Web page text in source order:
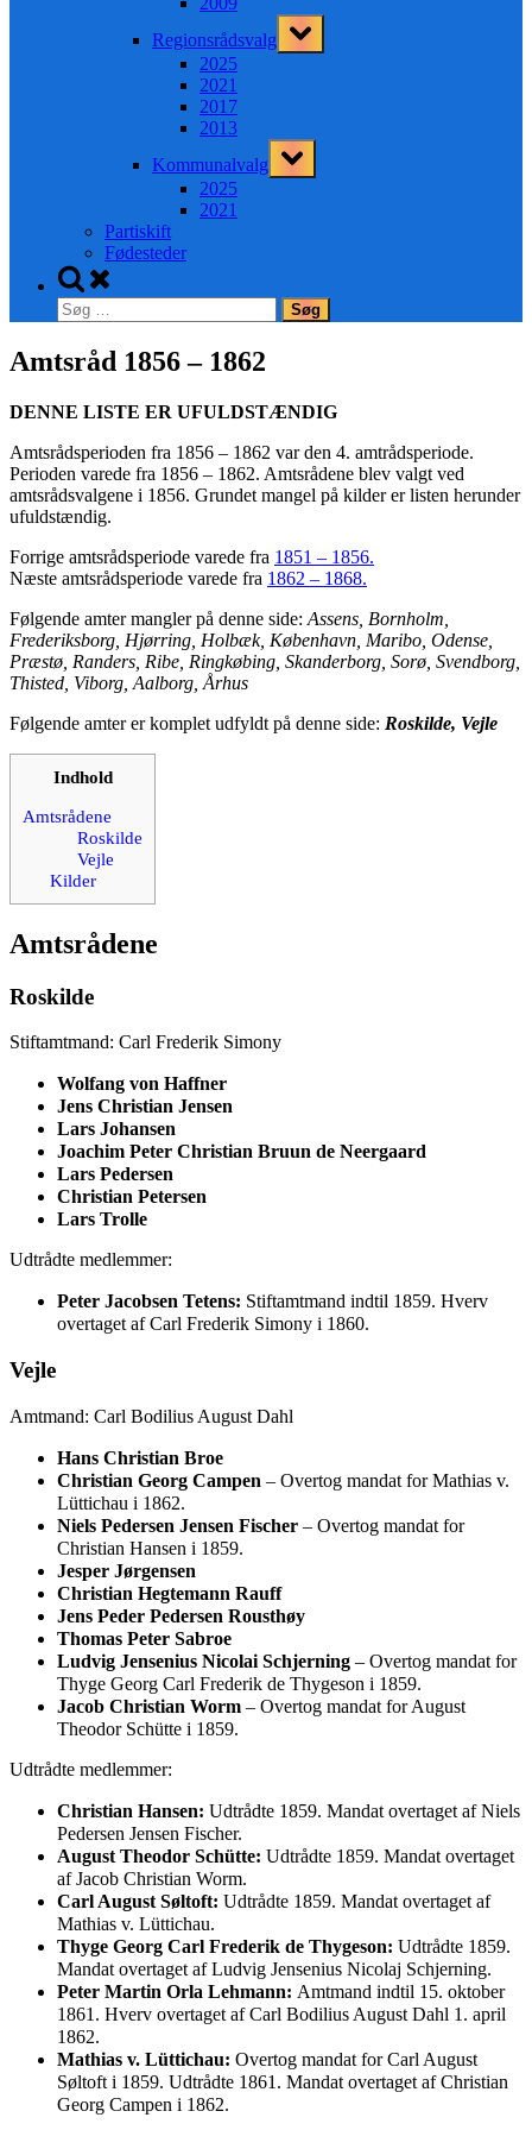
Regionsrådsvalg
Toggle
sub-
2025
2021
2017
2013
Kommunalvalg
Toggle
sub-
2025
2021
Partiskift
Fødesteder
Toggle
search
form
Søg
efter:
Amtsråd 1856 – 1862
DENNE LISTE ER UFULDSTÆNDIG
Amtsrådsperioden fra 1856 – 1862 var den 4. amtrådsperiode.
Perioden varede fra 1856 – 1862. Amtsrådene blev valgt ved
amtsrådsvalgene i 1856. Grundet mangel på kilder er listen herunder
ufuldstændig.
Forrige amtsrådsperiode varede fra 1851 – 1856.
Næste amtsrådsperiode varede fra 1862 – 1868.
Følgende amter mangler på denne side: Assens, Bornholm,
Frederiksborg, Hjørring, Holbæk, København, Maribo, Odense,
Præstø, Randers, Ribe, Ringkøbing, Skanderborg, Sorø, Svendborg,
Thisted, Viborg, Aalborg, Århus
Følgende amter er komplet udfyldt på denne side: Roskilde, Vejle
Indhold
Amtsrådene
Roskilde
Vejle
Kilder
Amtsrådene
Roskilde
Stiftamtmand: Carl Frederik Simony
Wolfang von Haffner
Jens Christian Jensen
Lars Johansen
Joachim Peter Christian Bruun de Neergaard
Lars Pedersen
Christian Petersen
Lars Trolle
Udtrådte medlemmer:
Peter Jacobsen Tetens: Stiftamtmand indtil 1859. Hverv
overtaget af Carl Frederik Simony i 1860.
Vejle
Amtmand: Carl Bodilius August Dahl
Hans Christian Broe
Christian Georg Campen – Overtog mandat for Mathias v.
Lüttichau i 1862.
Niels Pedersen Jensen Fischer – Overtog mandat for
Christian Hansen i 1859.
Jesper Jørgensen
Christian Hegtemann Rauff
Jens Peder Pedersen Rousthøy
Thomas Peter Sabroe
Ludvig Jensenius Nicolai Schjerning – Overtog mandat for
Thyge Georg Carl Frederik de Thygeson i 1859.
Jacob Christian Worm – Overtog mandat for August
Theodor Schütte i 1859.
Udtrådte medlemmer:
Christian Hansen: Udtrådte 1859. Mandat overtaget af Niels
Pedersen Jensen Fischer.
August Theodor Schütte: Udtrådte 1859. Mandat overtaget
af Jacob Christian Worm.
Carl August Søltoft: Udtrådte 1859. Mandat overtaget af
Mathias v. Lüttichau.
Thyge Georg Carl Frederik de Thygeson: Udtrådte 1859.
Mandat overtaget af Ludvig Jensenius Nicolaj Schjerning.
Peter Martin Orla Lehmann: Amtmand indtil 15. oktober
1861. Hverv overtaget af Carl Bodilius August Dahl 1. april
1862.
Mathias v. Lüttichau: Overtog mandat for Carl August
Søltoft i 1859. Udtrådte 1861. Mandat overtaget af Christian
Georg Campen i 1862.